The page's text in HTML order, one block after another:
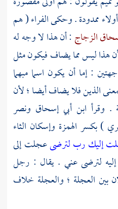
ممدودة . وحكىالفراء( هم
الزجاج : أن هذا لا وجه له
هذا ليس مما يضاف فيكون مثل
: إما أن يكون اسما مبهما
الذين فلا يضاف أيضا ؛ لأن
. وقرأ ابن أبي إسحاق ونصر
) بكسر الهمزة وإسكان الثاء
إليك رب لترضىعجلت إلى
إليه لترضى عني . يقال : رجل
العجلة ؛ والعجلة خلاف